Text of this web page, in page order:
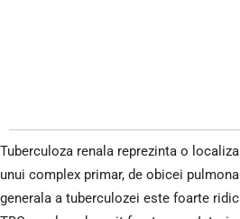
Tuberculoza renala reprezinta o
unui complex primar, de obicei
generala a tuberculozei este foarte